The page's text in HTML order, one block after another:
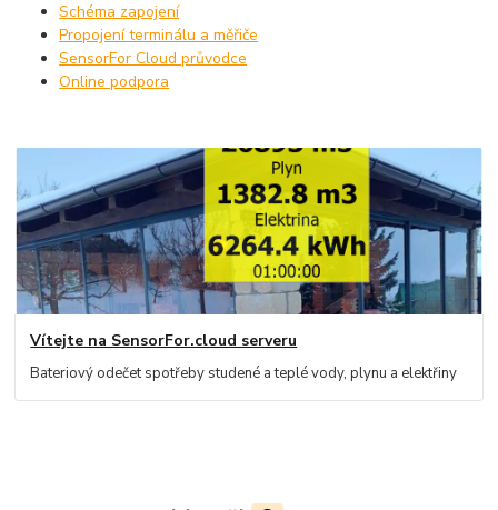
Schéma zapojení
Propojení terminálu a měřiče
SensorFor Cloud průvodce
Online podpora
Vítejte na SensorFor.cloud serveru
Bateriový odečet spotřeby studené a teplé vody, plynu a elektřiny